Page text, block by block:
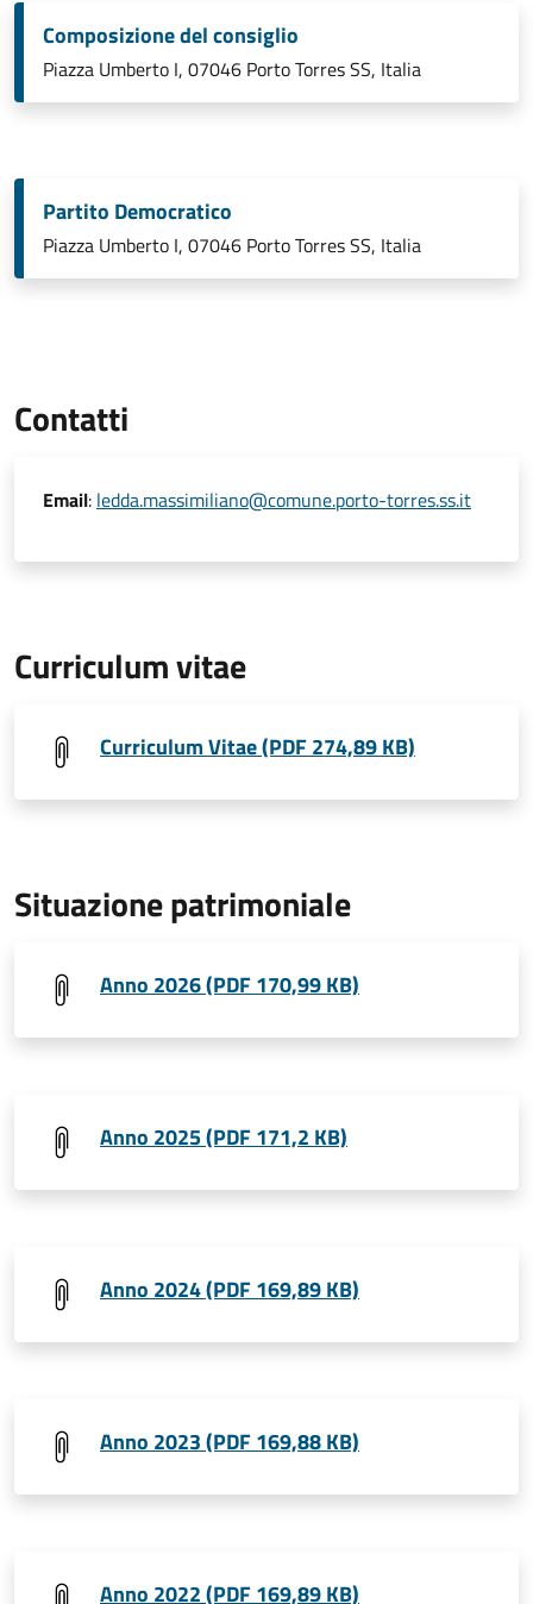
Composizione del consiglio
Piazza Umberto I, 07046 Porto Torres SS, Italia
Partito Democratico
Piazza Umberto I, 07046 Porto Torres SS, Italia
Contatti
Email: ledda.massimiliano@comune.porto-torres.ss.it
Curriculum vitae
Curriculum Vitae (PDF 274,89 KB)
Situazione patrimoniale
Anno 2026 (PDF 170,99 KB)
Anno 2025 (PDF 171,2 KB)
Anno 2024 (PDF 169,89 KB)
Anno 2023 (PDF 169,88 KB)
Anno 2022 (PDF 169,89 KB)